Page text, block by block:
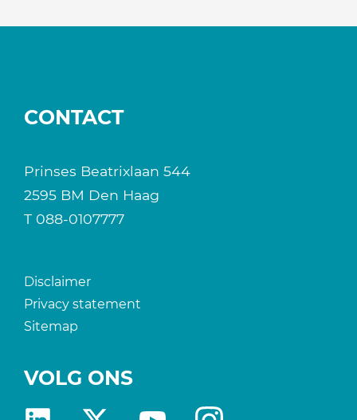
CONTACT
Prinses Beatrixlaan 544
2595 BM Den Haag
T 088-0107777
Disclaimer
Privacy statement
Sitemap
VOLG ONS